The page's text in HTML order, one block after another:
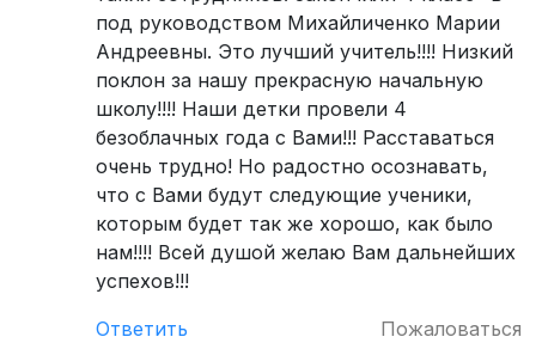
под руководством Михайличенко Марии
Андреевны. Это лучший учитель!!!! Низкий
поклон за нашу прекрасную начальную
школу!!!! Наши детки провели 4
безоблачных года с Вами!!! Расставаться
очень трудно! Но радостно осознавать,
что с Вами будут следующие ученики,
которым будет так же хорошо, как было
нам!!!! Всей душой желаю Вам дальнейших
успехов!!!
Ответить
Пожаловаться